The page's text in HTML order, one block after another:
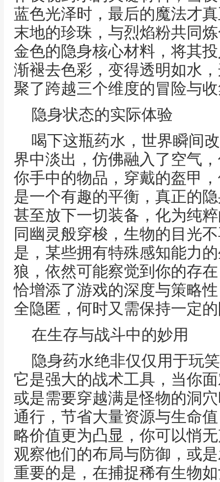
蓝色光泽时，最后的魔法才
末地的珍珠，与烈焰粉共同
金色的隐身核心材料，将其
渐褪去色彩，变得透明如水
聚了跨越三个维度的冒险与
隐身状态的实际体验
喝下这瓶药水，世界瞬间
界中淡出，仿佛融入了空气
你手中的物品，穿戴的盔甲
是一个有趣的平衡，真正的
甚至放下一切装备，化为纯
同幽灵般穿梭，生物的目光
是，某些拥有特殊感知能力
狼，依然可能察觉到你的存
恰增添了游戏的深度与策略
全隐匿，何时又需保持一定
在生存与战斗中的妙用
隐身药水绝非仅仅用于玩
它是强大的战术工具，当你
或是需要穿越满是怪物的洞
通行，节省大量资源与生命
略价值更为凸显，你可以悄
观察他们的布局与防御，或
重要的是，在捕捉稀有生物